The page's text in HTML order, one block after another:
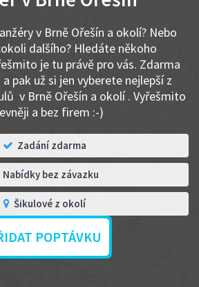
v Brně Ořešín a okolí? Nebo
dalšího? Hledáte někoho
je tu právě pro vás. Zdarma
pak už si jen vyberete nejlepší z
v Brně Ořešín a okolí . Vyřešmito
a bez firem :-)
Zadání zdarma
Nabídky bez závazku
Šikulové z okolí
POPTÁVKU